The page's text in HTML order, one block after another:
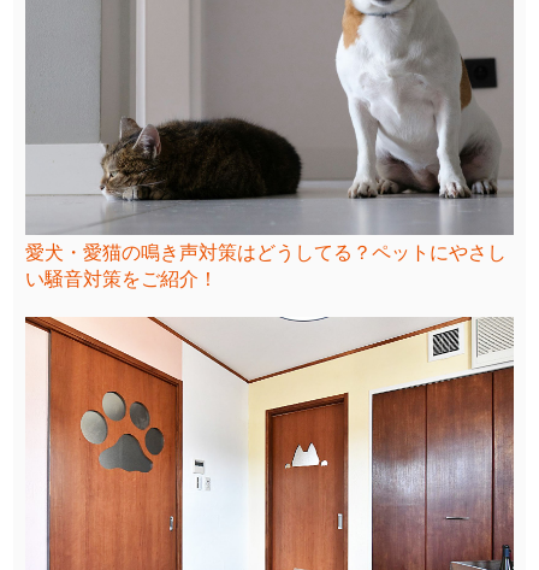
愛犬・愛猫の鳴き声対策はどうしてる？ペットにやさし
い騒音対策をご紹介！